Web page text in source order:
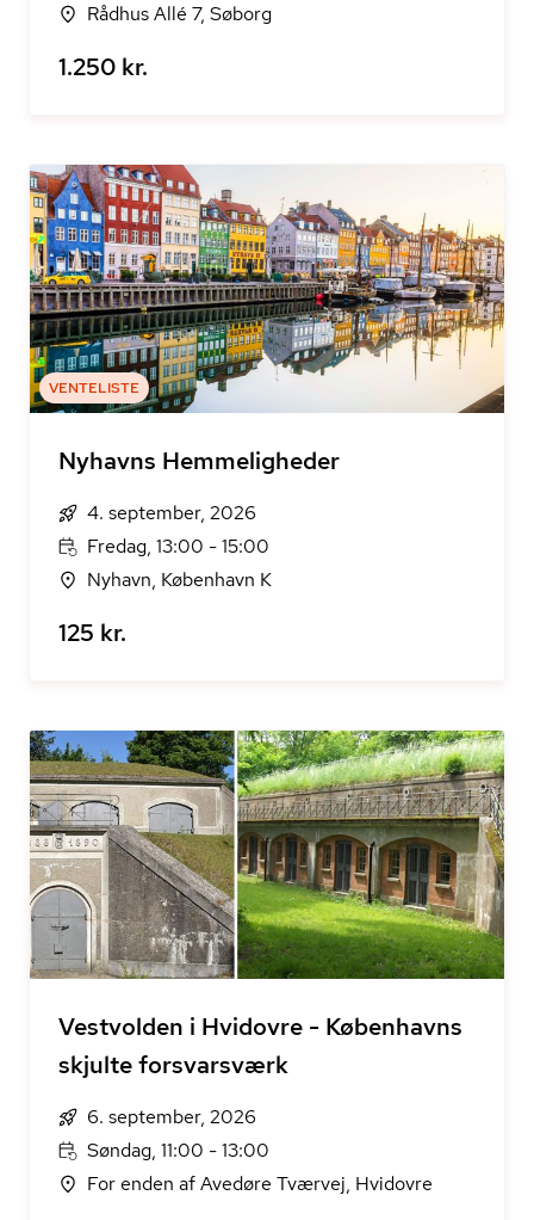
Rådhus Allé 7, Søborg
1.250 kr.
VENTELISTE
Nyhavns Hemmeligheder
4. september, 2026
Fredag, 13:00 - 15:00
Nyhavn, København K
125 kr.
Vestvolden i Hvidovre - Københavns
skjulte forsvarsværk
6. september, 2026
Søndag, 11:00 - 13:00
For enden af Avedøre Tværvej, Hvidovre